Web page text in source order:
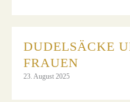
DUDELSÄCKE
FRAUEN
23. August 2025